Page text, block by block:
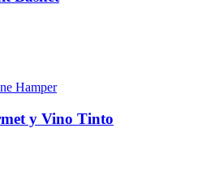
y Vino Tinto